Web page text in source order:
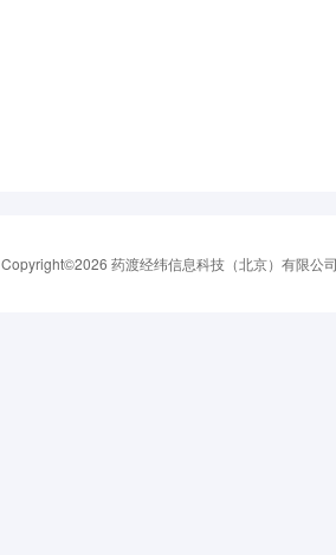
Copyright©2026 药渡经纬信息科技（北京）有限公